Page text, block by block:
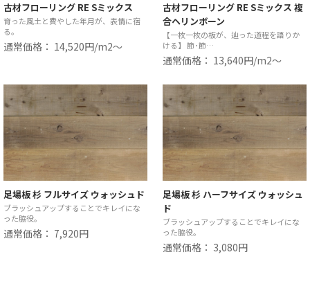
古材フローリング RE Sミックス
育った風土と費やした年月が、表情に宿
る。
通常価格： 14,520円/m2〜
古材フローリング RE Sミックス 複
合ヘリンボーン
【一枚一枚の板が、辿った道程を語りか
ける】 節･節…
通常価格： 13,640円/m2〜
足場板 杉 フルサイズ ウォッシュド
ブラッシュアップすることでキレイにな
った脇役。
通常価格： 7,920円
足場板 杉 ハーフサイズ ウォッシュ
ド
ブラッシュアップすることでキレイにな
った脇役。
通常価格： 3,080円